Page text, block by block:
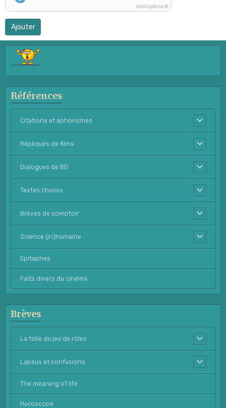
IconCaptcha ©
Ajouter
Références
Citations et aphorismes
Répliques de films
Dialogues de BD
Textes choisis
Brèves de comptoir
Science (in)humaine
Epitaphes
Faits divers du cinéma
Brèves
La folie du jeu de rôles
Lapsus et confusions
The meaning of life
Horoscope